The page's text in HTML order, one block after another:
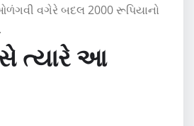
વગેરે બદલ 2000 રૂપિયાનો
ત્યારે આ